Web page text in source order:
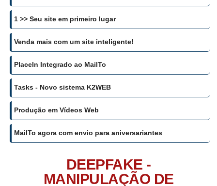
1 >> Seu site em primeiro lugar
Venda mais com um site inteligente!
PlaceIn Integrado ao MailTo
Tasks - Novo sistema K2WEB
Produção em Vídeos Web
MailTo agora com envio para aniversariantes
DEEPFAKE -
MANIPULAÇÃO DE